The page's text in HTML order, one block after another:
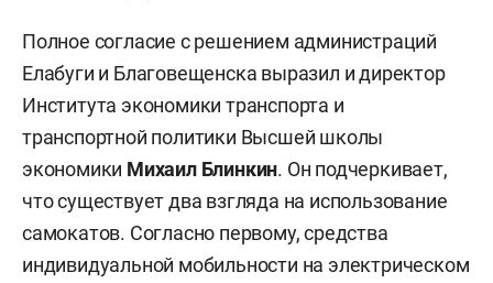
Полное согласие с решением администраций
Елабуги и Благовещенска выразил и директор
Института экономики транспорта и
транспортной политики Высшей школы
экономики Михаил Блинкин. Он подчеркивает,
что существует два взгляда на использование
самокатов. Согласно первому, средства
индивидуальной мобильности на электрическом